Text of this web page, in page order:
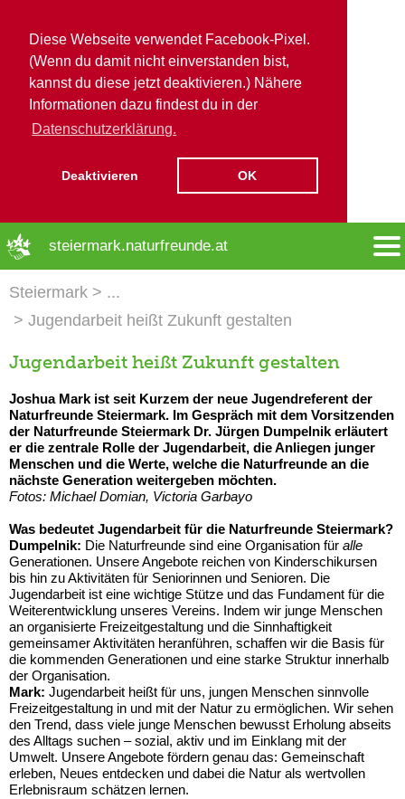
Diese Webseite verwendet Facebook-Pixel.
(Wenn du damit nicht einverstanden bist,
kannst du diese jetzt deaktivieren.) Nähere
Informationen dazu findest du in der
Datenschutzerklärung.
Deaktivieren OK
steiermark.naturfreunde.at
Steiermark
Jugendarbeit heißt Zukunft gestalten
Jugendarbeit heißt Zukunft gestalten
Joshua Mark ist seit Kurzem der neue Jugendreferent der
Naturfreunde Steiermark. Im Gespräch mit dem Vorsitzenden
der Naturfreunde Steiermark Dr. Jürgen Dumpelnik erläutert
er die zentrale Rolle der Jugendarbeit, die Anliegen junger
Menschen und die Werte, welche die Naturfreunde an die
nächste Generation weitergeben möchten.
Fotos: Michael Domian, Victoria Garbayo
Was bedeutet Jugendarbeit für die Naturfreunde Steiermark?
Dumpelnik: Die Naturfreunde sind eine Organisation für alle
Generationen. Unsere Angebote reichen von Kinderschikursen
bis hin zu Aktivitäten für Seniorinnen und Senioren. Die
Jugendarbeit ist eine wichtige Stütze und das Fundament für die
Weiterentwicklung unseres Vereins. Indem wir junge Menschen
an organisierte Freizeitgestaltung und die Sinnhaftigkeit
gemeinsamer Aktivitäten heranführen, schaffen wir die Basis für
die kommenden Generationen und eine starke Struktur innerhalb
der Organisation.
Mark: Jugendarbeit heißt für uns, jungen Menschen sinnvolle
Freizeitgestaltung in und mit der Natur zu ermöglichen. Wir sehen
den Trend, dass viele junge Menschen bewusst Erholung abseits
des Alltags suchen – sozial, aktiv und im Einklang mit der
Umwelt. Unsere Angebote fördern genau das: Gemeinschaft
erleben, Neues entdecken und dabei die Natur als wertvollen
Erlebnisraum schätzen lernen.